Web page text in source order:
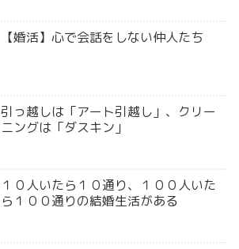
【婚活】心で会話をしない仲人たち
引っ越しは「アート引越し」、クリー
ニングは「ダスキン」
１０人いたら１０通り、１００人いた
ら１００通りの結婚生活がある